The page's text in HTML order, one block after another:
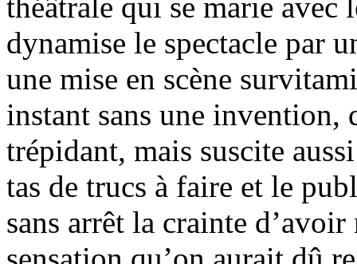
dynamise le spectacle par
une mise en scène
instant sans une invention,
trépidant, mais suscite
tas de trucs à faire et le
sans arrêt la crainte